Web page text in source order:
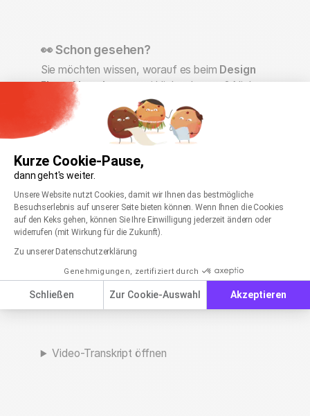
Kurze Cookie-Pause,
dann geht's weiter.
Einwilligungsmanagementplattform: Passen
Unsere Website nutzt Cookies, damit wir Ihnen das bestmögliche
Besuchserlebnis auf unserer Seite bieten können. Wenn Ihnen die Cookies
auf den Keks gehen, können Sie Ihre Einwilligung jederzeit ändern oder
widerrufen (mit Wirkung für die Zukunft).
Zu unserer Datenschutzerklärung
Genehmigungen, zertifiziert durch
Schließen Zur Cookie-Auswahl Akzeptieren
Axeptio consent
👀 Schon gesehen?
Sie möchten wissen, worauf es beim Design
Ihres Newsletterswirklich ankommt? Nichts
leichter als das - unsere Content Managerin
Wiebke zeigt Ihnen in diesem Video, wie Sie
Ihre Kontakte mit toll gestalteten Newslettern
vom Hocker hauen. Film ab! 🎬
Video-Transkript öffnen